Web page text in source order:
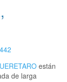
442
están
de larga